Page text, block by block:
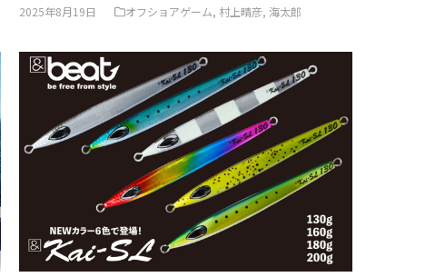
2025年8月19日 オフショアゲーム, 村上晴彦,海太郎